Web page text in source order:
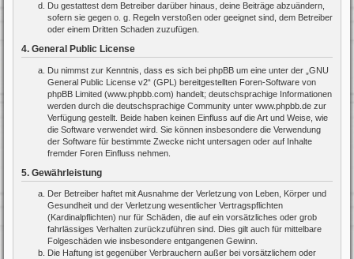
Du gestattest dem Betreiber darüber hinaus, deine Beiträge abzuändern,
sofern sie gegen o. g. Regeln verstoßen oder geeignet sind, dem Betreiber
oder einem Dritten Schaden zuzufügen.
4. General Public License
Du nimmst zur Kenntnis, dass es sich bei phpBB um eine unter der „ GNU
General Public License v2“ (GPL) bereitgestellten Foren-Software von
phpBB Limited (www.phpbb.com) handelt; deutschsprachige Informationen
werden durch die deutschsprachige Community unter www.phpbb.de zur
Verfügung gestellt. Beide haben keinen Einfluss auf die Art und Weise, wie
die Software verwendet wird. Sie können insbesondere die Verwendung
der Software für bestimmte Zwecke nicht untersagen oder auf Inhalte
fremder Foren Einfluss nehmen.
5. Gewährleistung
Der Betreiber haftet mit Ausnahme der Verletzung von Leben, Körper und
Gesundheit und der Verletzung wesentlicher Vertragspflichten
(Kardinalpflichten) nur für Schäden, die auf ein vorsätzliches oder grob
fahrlässiges Verhalten zurückzuführen sind. Dies gilt auch für mittelbare
Folgeschäden wie insbesondere entgangenen Gewinn.
Die Haftung ist gegenüber Verbrauchern außer bei vorsätzlichem oder